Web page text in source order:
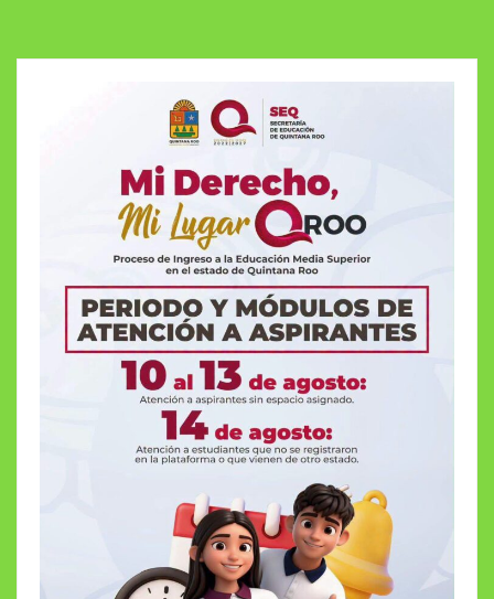
entradas